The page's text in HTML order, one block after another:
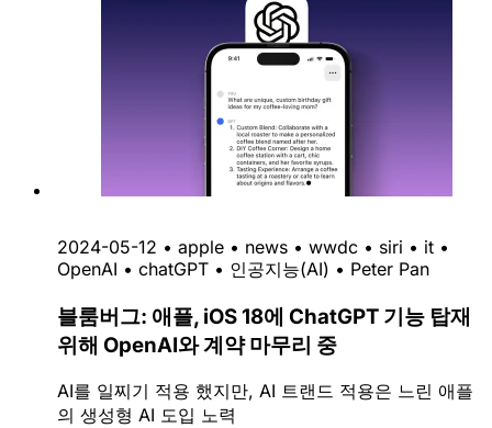
2024-05-12 • apple • news • wwdc • siri • it •
OpenAI • chatGPT • 인공지능(AI) • Peter Pan
블룸버그: 애플, iOS 18에 ChatGPT 기능 탑재
위해 OpenAI와 계약 마무리 중
AI를 일찌기 적용 했지만, AI 트랜드 적용은 느린 애플
의 생성형 AI 도입 노력